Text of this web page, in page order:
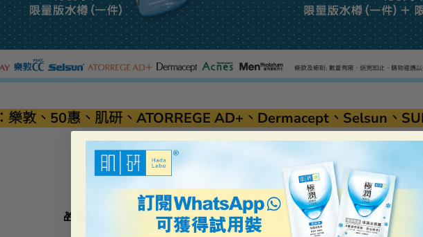
樂敦、50惠、肌研、ATORREGE AD+、Dermacept、Selsun、
📣由8月2日至8月29日，於
萬寧 門市/網店 買曼秀雷敦旗下產品
🎁滿$199，即送#135周年限量版水樽（一件）* (共3款，隨機送一
🎁滿$350，即送
#135周年限量版水樽（一件）及#135周年限量版雨傘